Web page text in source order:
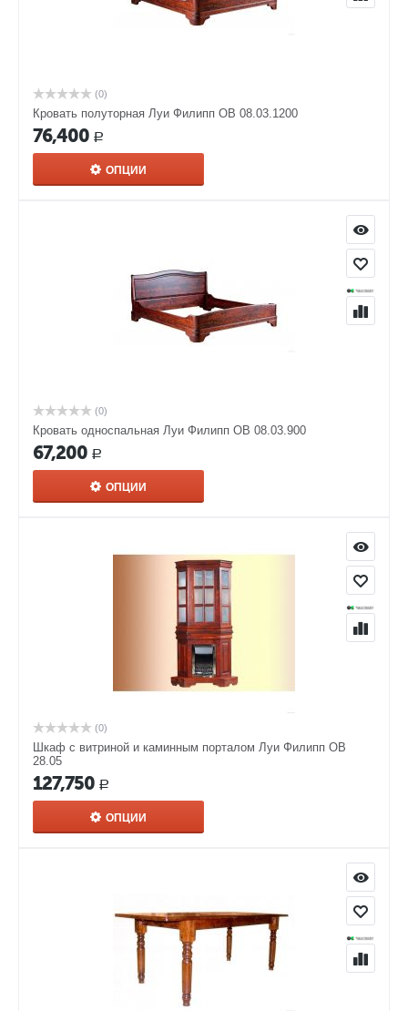
(0)
Кровать полуторная Луи Филипп ОВ 08.03.1200
76,400 Р
ОПЦИИ
(0)
Кровать односпальная Луи Филипп ОВ 08.03.900
67,200 Р
ОПЦИИ
(0)
Шкаф с витриной и каминным порталом Луи Филипп ОВ
28.05
127,750 Р
ОПЦИИ